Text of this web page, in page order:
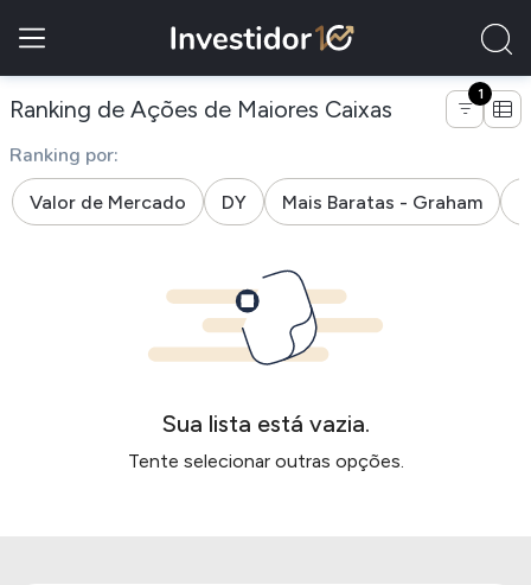
Ranking de Ações de Maiores Caixas de 1
Ranking por:
Valor de Mercado DY Mais Baratas - Graham
Sua lista está vazia.
Tente selecionar outras opções.